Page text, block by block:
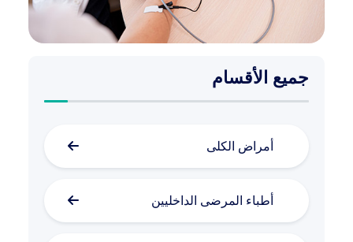
جميع الأقسام
أمراض الكلى
أطباء المرضى الداخليين